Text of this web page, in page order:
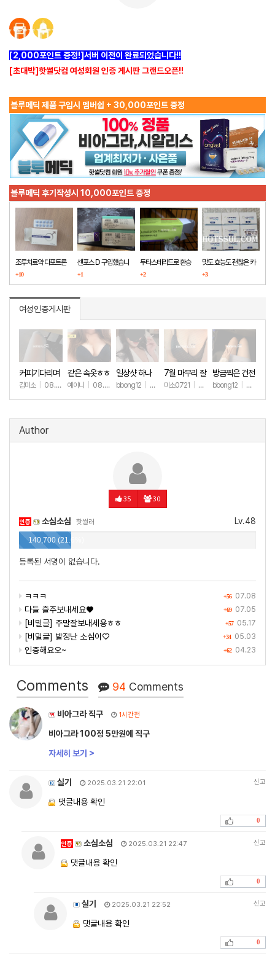
[2,000포인트 증정!]서버 이전이 완료되었습니다!!
[초대박]핫썰닷컴 여성회원 인증 게시판 그랜드오픈!!
블루메딕 제품 구입시 멤버쉽 + 30,000포인트 증정
블루메딕 후기작성시 10,000포인트 증정
조루치료약 다포트론
구매했습니다
+10
센포스 D 구입했습니
다
+1
두타스테리드로 환승
+2
맛도 효능도 괜찮은 카
마그라
+3
여성인증게시판
커피기다리며
(안야함)
김미소 08.08 +59
같은 속옷ㅎㅎ
예이니 08.04 +75
일상샷 하나
bbong12 07.31+90
7월 마무리 잘
하세요🫶
미소0721 07.31+265
방금찍은 건전
한 일상샷
bbong12 07.28
Author
35 30
Lv.48
인증 소심소심 핫썰러
140,700 (21.6%)
등록된 서명이 없습니다.
+56 07.08
ㅋㅋㅋ
+69 07.05
다들 즐주보내세요♥️
+57 05.17
[비밀글] 주말잘보내세용ㅎㅎ
+34 05.03
[비밀글] 발정난 소심이♡
+62 04.23
인증해요오~
Comments 94 Comments
비아그라 직구 1시간전
비아그라 100정 5만원에 직구
자세히 보기 >
실기 2025.03.21 22:01 신고
댓글내용 확인
0
인증 소심소심 2025.03.21 22:47 신고
댓글내용 확인
0
실기 2025.03.21 22:52 신고
댓글내용 확인
0